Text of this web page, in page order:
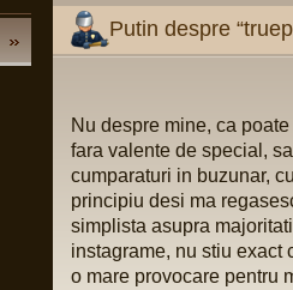
Putin despre
Nu despre mine, ca
fara valente de special,
cumparaturi in buzunar,
principiu desi ma
simplista asupra
instagrame, nu stiu exact
o mare provocare pentru